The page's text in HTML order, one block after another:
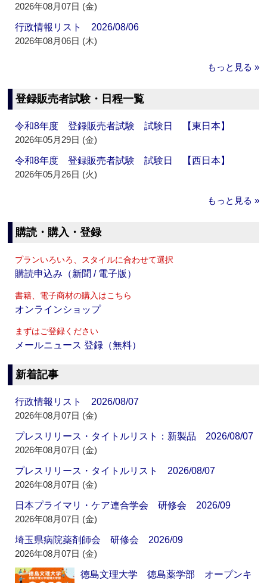
2026年08月07日 (金)
行政情報リスト 2026/08/06
2026年08月06日 (木)
もっと見る »
登録販売者試験・日程一覧
令和8年度 登録販売者試験 試験日 【東日本】
2026年05月29日 (金)
令和8年度 登録販売者試験 試験日 【西日本】
2026年05月26日 (火)
もっと見る »
購読・購入・登録
プランいろいろ、スタイルに合わせて選択
購読申込み（新聞 / 電子版）
書籍、電子商材の購入はこちら
オンラインショップ
まずはご登録ください
メールニュース 登録（無料）
新着記事
行政情報リスト 2026/08/07
2026年08月07日 (金)
プレスリリース・タイトルリスト：新製品 2026/08/07
2026年08月07日 (金)
プレスリリース・タイトルリスト 2026/08/07
2026年08月07日 (金)
日本プライマリ・ケア連合学会 研修会 2026/09
2026年08月07日 (金)
埼玉県病院薬剤師会 研修会 2026/09
2026年08月07日 (金)
徳島文理大学 徳島薬学部 オープンキ